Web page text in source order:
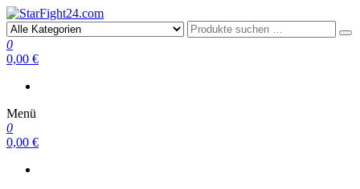
StarFight24.com
Kampfsportartikel
0
0,00 €
Menü
0
0,00 €